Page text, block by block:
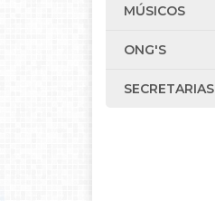
MÚSICOS
ONG'S
SECRETARIAS